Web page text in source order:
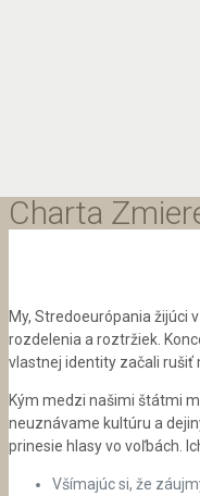
Charta
My, Stredoeurópania žijúci
rozdelenia a roztržiek.
vlastnej identity začali rušiť
Kým medzi našimi štátmi
neuznávame kultúru a
prinesie hlasy vo voľbách.
Všímajúc si, že